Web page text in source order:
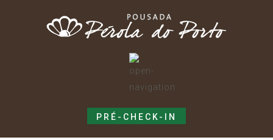
PRÉ-CHECK-IN